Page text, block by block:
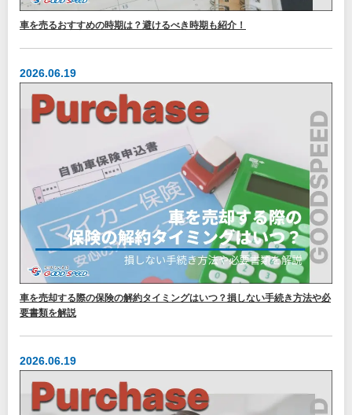
車を売るおすすめの時期は？避けるべき時期も紹介！
2026.06.19
車を売却する際の保険の解約タイミングはいつ？損しない手続き方法や必
要書類を解説
2026.06.19